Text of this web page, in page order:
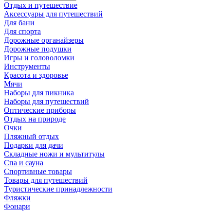
Отдых и путешествие
Аксессуары для путешествий
Для бани
Для спорта
Дорожные органайзеры
Дорожные подушки
Игры и головоломки
Инструменты
Красота и здоровье
Мячи
Наборы для пикника
Наборы для путешествий
Оптические приборы
Отдых на природе
Очки
Пляжный отдых
Подарки для дачи
Складные ножи и мультитулы
Спа и сауна
Спортивные товары
Товары для путешествий
Туристические принадлежности
Фляжки
Фонари